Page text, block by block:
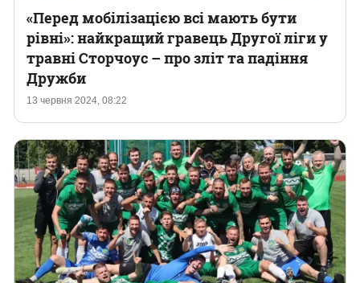
13 червня 2024, 08:22
«Перед мобілізацією всі мають бути
рівні»: найкращий гравець Другої ліги у
травні Сторчоус – про зліт та падіння
Дружби